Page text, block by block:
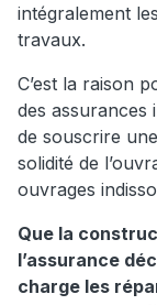
intégralement
travaux.
C’est la raison
des assurances
de souscrire
solidité de
ouvrages
Que la
l’assurance
charge les